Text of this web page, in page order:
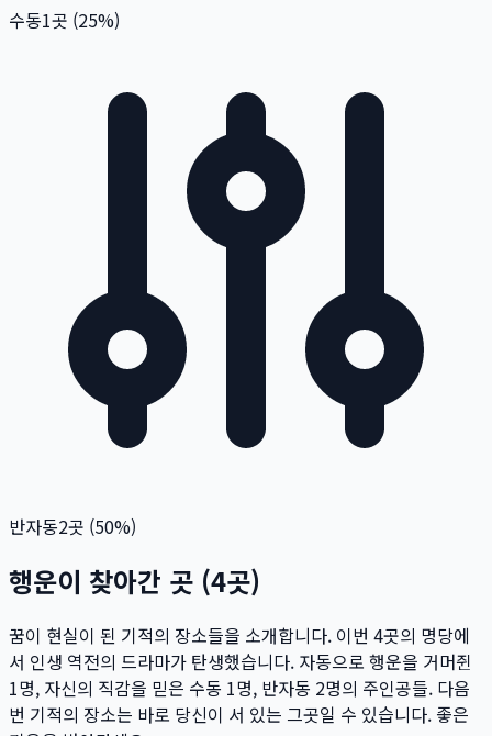
수동1곳 (25%)
반자동2곳 (50%)
행운이 찾아간 곳 (4곳)
꿈이 현실이 된 기적의 장소들을 소개합니다. 이번 4곳의 명당에
서 인생 역전의 드라마가 탄생했습니다. 자동으로 행운을 거머쥔
1명, 자신의 직감을 믿은 수동 1명, 반자동 2명의 주인공들. 다음
번 기적의 장소는 바로 당신이 서 있는 그곳일 수 있습니다. 좋은